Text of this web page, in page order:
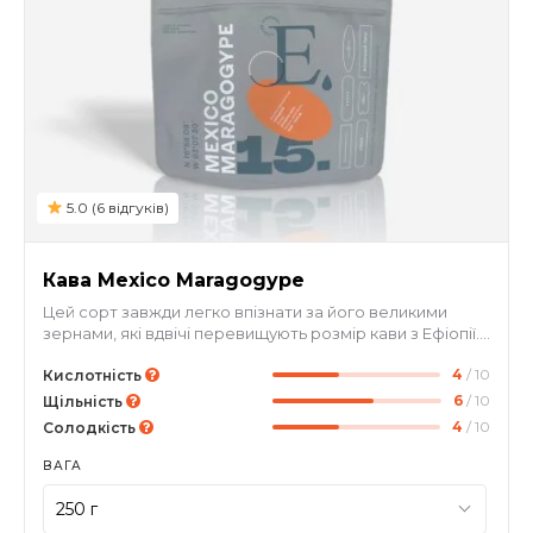
5.0 (6 відгуків)
Кава Mexico Maragogypе
Цей сорт завжди легко впізнати за його великими
зернами, які вдвічі перевищують розмір кави з Ефіопії.
виклик, оскільки вона схильна до захворювань та часто
стає мішенню для шкідників. Проте, коли ви побачите
ці величезні зерна та відчуєте насичений смак какао
та волоського горіху, ви зрозумієте, заради чого
фермери так старалися зберегти кожну зернину.Мита
Maragogype – кава, яка точно запам'ятається!
Кислотність 4 / 10
Щільність
6 / 10
Солодкість
4 / 10
ВАГА